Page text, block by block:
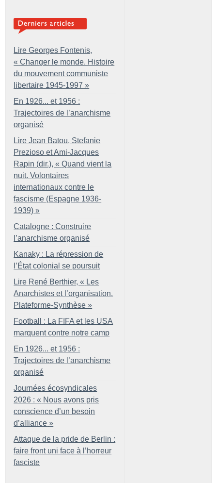
Lire Georges Fontenis,
« Changer le monde. Histoire
du mouvement communiste
libertaire 1945-1997 »
En 1926... et 1956 :
Trajectoires de l’anarchisme
organisé
Lire Jean Batou, Stefanie
Prezioso et Ami-Jacques
Rapin (dir.), « Quand vient la
nuit. Volontaires
internationaux contre le
fascisme (Espagne 1936-
1939) »
Catalogne : Construire
l’anarchisme organisé
Kanaky : La répression de
l’État colonial se poursuit
Lire René Berthier, « Les
Anarchistes et l’organisation.
Plateforme-Synthèse »
Football : La FIFA et les USA
marquent contre notre camp
En 1926... et 1956 :
Trajectoires de l’anarchisme
organisé
Journées écosyndicales
2026 : « Nous avons pris
conscience d’un besoin
d’alliance »
Attaque de la pride de Berlin :
faire front uni face à l’horreur
fasciste